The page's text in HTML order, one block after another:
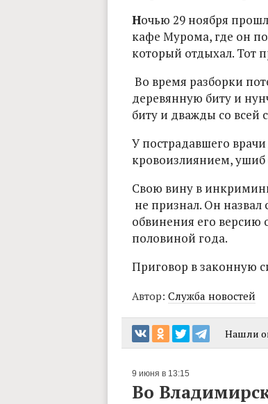
Ночью 29 ноября
кафе Мурома, где он
который отдыхал. Тот
Во время разборки
деревянную биту и
биту и дважды со всей
У пострадавшего
кровоизлиянием, ушиб
Свою вину в
не признал. Он
обвинения его версию
половиной года.
Приговор в законную
Автор: Служба новостей
Нашли
9 июня в 13:15
Во